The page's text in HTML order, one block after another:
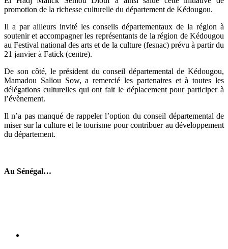
promotion de la richesse culturelle du département de Kédougou.
Il a par ailleurs invité les conseils départementaux de la région à
soutenir et accompagner les représentants de la région de Kédougou
au Festival national des arts et de la culture (fesnac) prévu à partir du
21 janvier à Fatick (centre).
De son côté, le président du conseil départemental de Kédougou,
Mamadou Saliou Sow, a remercié les partenaires et à toutes les
délégations culturelles qui ont fait le déplacement pour participer à
l’évènement.
Il n’a pas manqué de rappeler l’option du conseil départemental de
miser sur la culture et le tourisme pour contribuer au développement
du département.
Au Sénégal…